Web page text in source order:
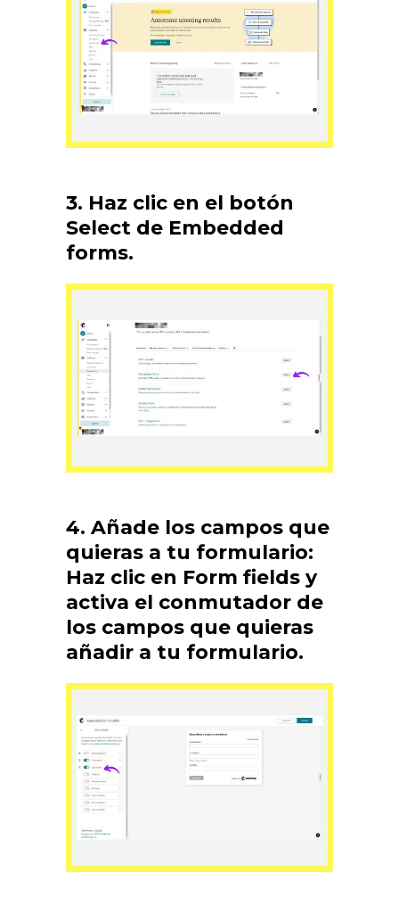
3. Haz clic en el botón
Select de Embedded
forms.
4. Añade los campos que
quieras a tu formulario:
Haz clic en Form fields y
activa el conmutador de
los campos que quieras
añadir a tu formulario.